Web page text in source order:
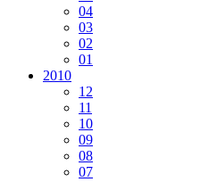
04
03
02
01
2010
12
11
10
09
08
07